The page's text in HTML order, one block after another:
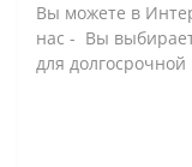
Вы можете в
нас - Вы
для